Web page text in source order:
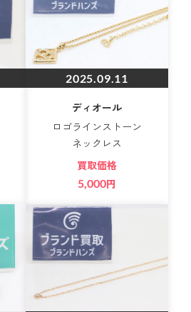
2025.09.11
ディオール
ロゴラインストーン
ネックレス
買取価格
5,000円